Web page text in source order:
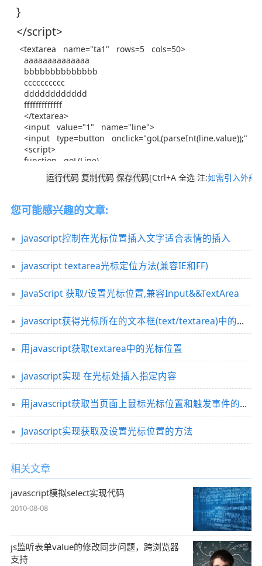
}
</script>
[Ctrl+A 全选 注:如需引入外部
您可能感兴趣的文章:
javascript控制在光标位置插入文字适合表情的插入
javascript textarea光标定位方法(兼容IE和FF)
JavaScript 获取/设置光标位置,兼容Input&&TextArea
javascript获得光标所在的文本框(text/textarea)中的位置
用javascript获取textarea中的光标位置
javascript实现 在光标处插入指定内容
用javascript获取当页面上鼠标光标位置和触发事件的对象的代码
Javascript实现获取及设置光标位置的方法
相关文章
javascript模拟select实现代码
2010-08-08
js监听表单value的修改同步问题，跨浏览器
支持